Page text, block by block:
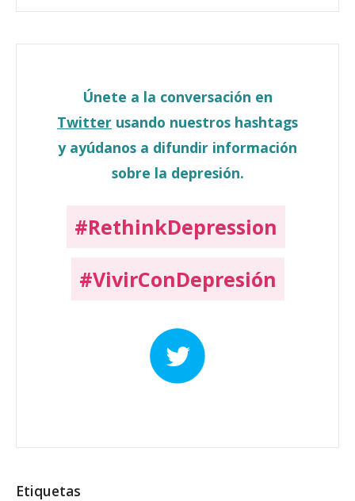
Únete a la conversación en
Twitter usando nuestros hashtags
y ayúdanos a difundir información
sobre la depresión.
#RethinkDepression
#VivirConDepresión
Etiquetas